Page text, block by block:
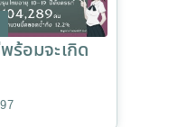
ร้อมจะเกิด
97